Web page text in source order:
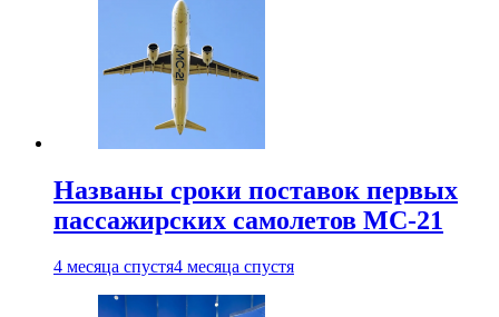
Названы сроки поставок первых
пассажирских самолетов МС-21
4 месяца спустя4 месяца спустя